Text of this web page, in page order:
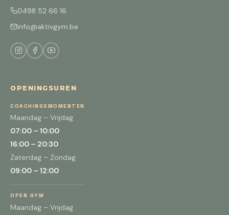
0498 52 66 16
info@aktivgym.be
OPENINGSUREN
COACHINGSMOMENTEN
Maandag – Vrijdag
07:00 – 10:00
16:00 – 20:30
Zaterdag – Zondag
09:00 – 12:00
OPEN GYM
Maandag – Vrijdag